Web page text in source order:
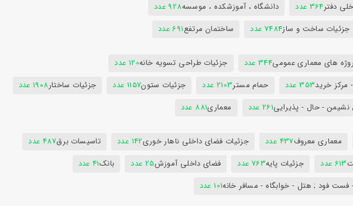
دفتر364 عدد دانشگاه ، آموزشکده ، موسسه928 عدد
جزئیات ساخت و ساز7484 عدد ساختمان مرتفع691 عدد
های معماری عمومی344 عدد جزئیات طراحی تسویه خانه120 عدد
مرکز خرید353 عدد حمام مستر2103 عدد جزئیات ستون1157 عدد جزئیات ساختار1908 عدد
نشیمن - حال - پذیرایی261 عدد معماری881 عدد
معماری معروف437 عدد جزئیات فضای داخلی ناهار خوری142 عدد تاسیسات برق487 عدد
613 عدد جزئیات پایه763 عدد فضای داخلی آموزش25 عدد بانک41 عدد
فست فود ; هتل - خوابگاه - مسافر خانه101 عدد